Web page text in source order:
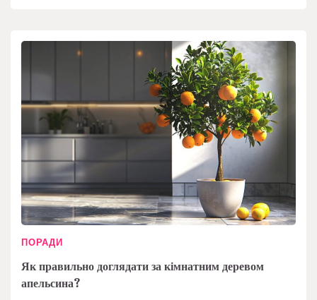
ПОРАДИ
Як правильно доглядати за кімнатним деревом
апельсина?